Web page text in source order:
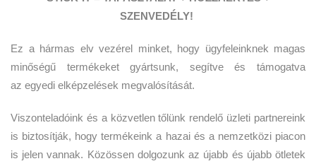
SZENVEDÉLY!
Ez a hármas elv vezérel minket, hogy ügyfeleinknek magas
minőségű termékeket gyártsunk, segítve és támogatva
az egyedi elképzelések megvalósítását.
Viszonteladóink és a közvetlen tőlünk rendelő üzleti partnereink
is biztosítják, hogy termékeink a hazai és a nemzetközi piacon
is jelen vannak. Közössen dolgozunk az újabb és újabb ötletek